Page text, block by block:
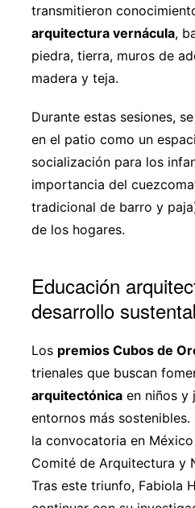
transmitieron
arquitectura vernácula,
piedra, tierra, muros de
madera y teja.
Durante estas sesiones,
en el patio como un
socialización para los
importancia del
tradicional de barro y
de los hogares.
Educación
desarrollo
Los premios Cubos de
trienales que buscan
arquitectónicaen niños y
entornos más
la convocatoria en
Comité de Arquitectura y
Tras este triunfo, Fabiola